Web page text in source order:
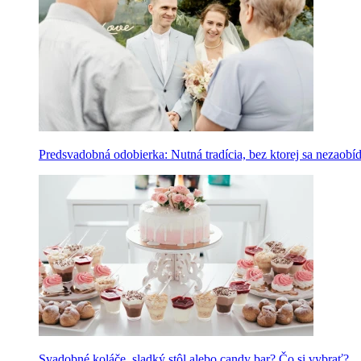
Predsvadobná odobierka: Nutná tradícia, bez ktorej sa